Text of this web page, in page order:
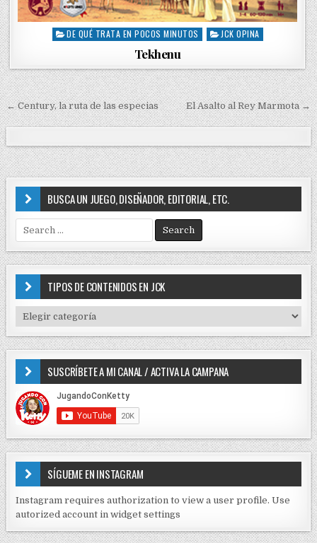
P
t
e
d
i
DE QUÉ TRATA EN POCOS MINUTOS JCK OPINA
Tekhenu
N
a
v
e
a
c
i
ó
n
e
e
n
r
a
d
← Century, la ruta de las especias El Asalto al Rey Marmota →
BUSCA UN JUEGO, DISEÑADOR, EDITORIAL, ETC.
e
a
r
r
:
TIPOS DE CONTENIDOS EN JCK
I
P
D
E
C
N
T
I
D
S
SUSCRÍBETE A MI CANAL / ACTIVA LA CAMPANA
SÍGUEME EN INSTAGRAM
Instagram requires authorization to view a user profile. Use
autorized account in widget settings